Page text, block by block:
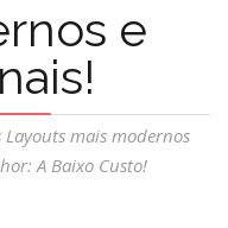
e
mais modernos
A Baixo Custo!